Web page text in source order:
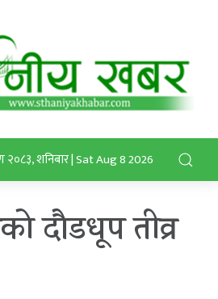
२०८३, शनिबार | Sat Aug 8 2026
दौडधूप तीव्र